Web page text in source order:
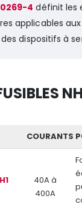
4 définit les
applicables
dispositifs à
COURANTS
40A à
400A